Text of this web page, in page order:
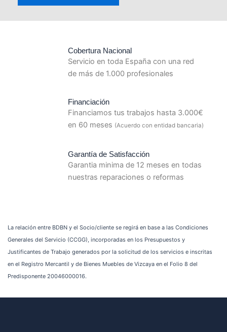
Cobertura Nacional
Servicio en toda España con una red
de más de 1.000 profesionales
Financiación
Financiamos tus trabajos hasta 3.000€
en 60 meses (Acuerdo con entidad bancaria)
Garantía de Satisfacción
Garantia minima de 12 meses en todas
nuestras reparaciones o reformas
La relación entre BDBN y el Socio/cliente se regirá en base a las Condiciones
Generales del Servicio (CCGG), incorporadas en los Presupuestos y
Justificantes de Trabajo generados por la solicitud de los servicios e inscritas
en el Registro Mercantil y de Bienes Muebles de Vizcaya en el Folio 8 del
Predisponente 20046000016.